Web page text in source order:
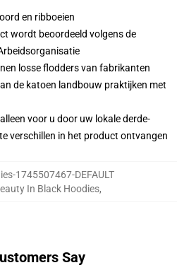
en ribboeien
wordt beoordeeld volgens de
losse flodders van fabrikanten
de katoen landbouw praktijken met
voor u door uw lokale derde-
verschillen in het product ontvangen
1745507467-DEFAULT
In Black Hoodies,
Say